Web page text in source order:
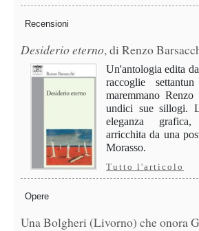
Recensioni
Desiderio eterno, di Renzo
Un'antologia edita
raccoglie
maremmano
undici sue sillogi.
eleganza
arricchita da una
Morasso.
Tutto l'articolo
Opere
Una Bolgheri (Livorno) che onora